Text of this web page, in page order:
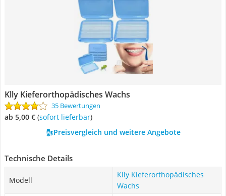
Klly Kieferorthopädisches Wachs
35 Bewertungen
ab 5,00 € ( Sofort lieferbar)
Preisvergleich und weitere Angebote
Technische Details
Modell
Klly Kieferorthopädisches
Wachs